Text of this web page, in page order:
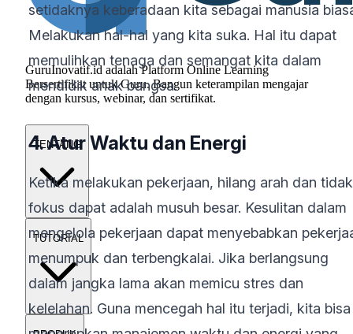
setidaknya keberadaan kita sebagai manusia
Melakukan hal-hal yang kita suka. Hal itu dapat
memulihkan tenaga dan semangat kita dalam
mendidik anak bangsa.
4. Atur Waktu dan Energi
Ketika melakukan pekerjaan, hilang arah dan tidak
fokus dapat adalah musuh besar. Kesulitan dalam
mengelola pekerjaan dapat menyebabkan
menumpuk dan terbengkalai. Jika berlangsung
dalam jangka lama akan memicu stres dan
kelelahan. Guna mencegah hal itu terjadi, kita bisa
GuruInovatif.id adalah Platform Online Learning
Bersertifikat untuk Guru. Bangun keterampilan mengajar
dengan kursus, webinar, dan sertifikat.
TENTANG
TUTORIAL